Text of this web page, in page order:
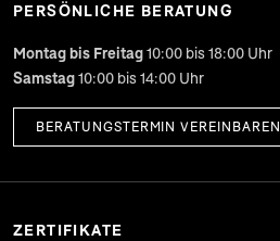
PERSÖNLICHE BERATUNG
Montag bis Freitag10:00 bis 18:00 Uhr
Samstag10:00 bis 14:00 Uhr
BERATUNGSTERMIN VEREINBAREN
ZERTIFIKATE